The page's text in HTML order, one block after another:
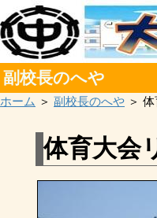
副校長のへや
ホーム ＞ 副校長のへや ＞
体育大会